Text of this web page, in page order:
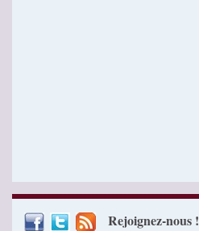
Rejoignez-nous !